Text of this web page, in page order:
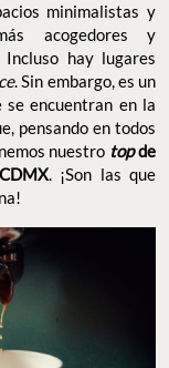
minimalistas y
acogedores y
Incluso hay lugares
. Sin embargo, es un
se encuentran en la
pensando en todos
nuestro topde
. ¡Son las que